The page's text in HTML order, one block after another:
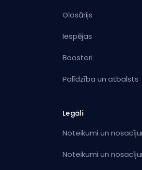
Glosārijs
Iespējas
Boosteri
Palīdzība un atbalsts
Legāli
Noteikumi un
Noteikumi un